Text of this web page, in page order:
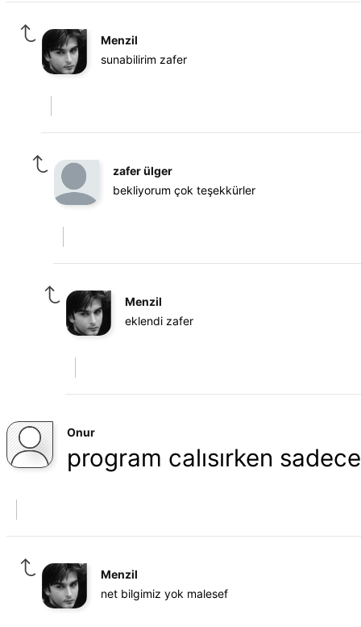
Menzil
sunabilirim zafer
zafer ülger
bekliyorum çok teşekkürler
Menzil
eklendi zafer
Onur
program calısırken
Menzil
net bilgimiz yok malesef